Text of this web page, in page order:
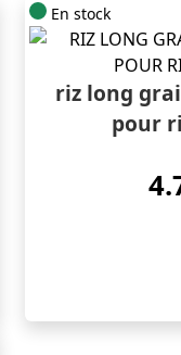
En stock
riz long
pour